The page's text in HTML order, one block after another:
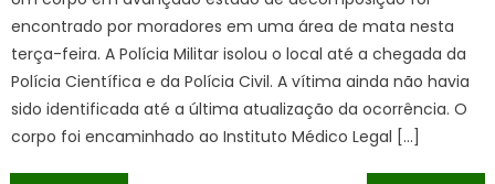
encontrado por moradores em uma área de mata nesta
terça-feira. A Polícia Militar isolou o local até a chegada da
Polícia Científica e da Polícia Civil. A vítima ainda não havia
sido identificada até a última atualização da ocorrência. O
corpo foi encaminhado ao Instituto Médico Legal […]